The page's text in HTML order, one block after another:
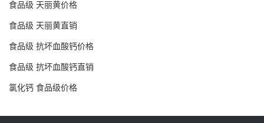
食品级 天丽黄价格
食品级 天丽黄直销
食品级 抗坏血酸钙价格
食品级 抗坏血酸钙直销
氯化钙 食品级价格